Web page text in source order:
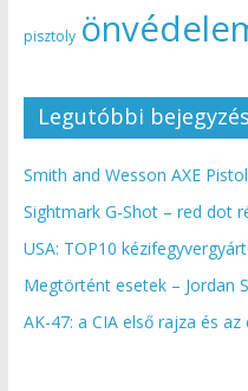
pisztoly
Legutóbbi
Smith and Wesson AXE
Sightmark G-Shot – red dot
USA: TOP10
Megtörtént esetek – Jordan
AK-47: a CIA első rajza és